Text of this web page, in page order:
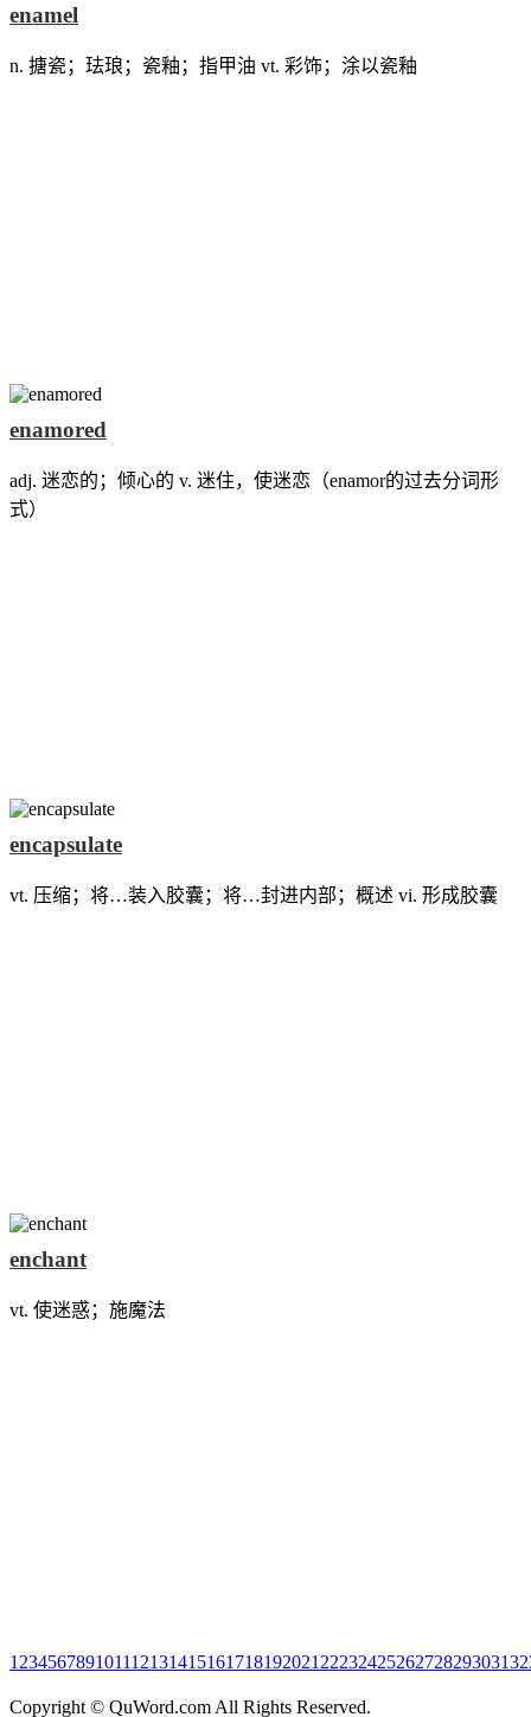
enamel
n. 搪瓷；珐琅；瓷釉；指甲油 vt. 彩饰；涂以瓷釉
enamored
adj. 迷恋的；倾心的 v. 迷住，使迷恋（enamor的过去分词形
式）
encapsulate
vt. 压缩；将…装入胶囊；将…封进内部；概述 vi. 形成胶囊
enchant
vt. 使迷惑；施魔法
1 23456789101112131415161718192021 2223242526272829303132
Copyright © QuWord.com All Rights Reserved.